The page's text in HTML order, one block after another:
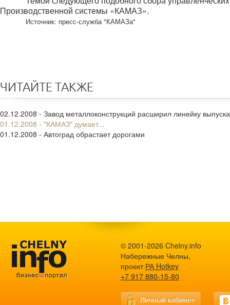
Производственной системы «КАМАЗ».
Источник: пресс-служба "КАМАЗа"
ЧИТАЙТЕ ТАКЖЕ
02.12.2008 - Завод металлоконструкций расширил линейку
01.12.2008 - "КАМАЗ" думает...
01.12.2008 - Автоград обрастает дорогами
© 2001-2026 Chelny.info
Набережные Челны,
проект РА Hotkey
+7 917 880-15-80
Личный кабинет